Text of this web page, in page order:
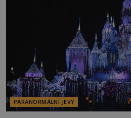
následně nalezne schovaný
momentem se slavnému
PARANORMÁLNÍ JEVY